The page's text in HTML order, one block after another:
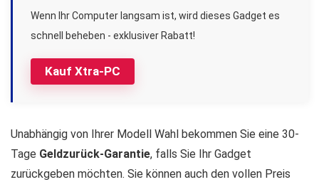
Kauf Xtra-PC
Wenn Ihr Computer langsam ist, wird dieses Gadget es
schnell beheben - exklusiver Rabatt!
Unabhängig von Ihrer Modell Wahl bekommen Sie eine 30-
Tage Geldzurück-Garantie, falls Sie Ihr Gadget
zurückgeben möchten. Sie können auch den vollen Preis